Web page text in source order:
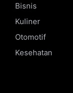
Bisnis
Kuliner
Otomotif
Kesehatan